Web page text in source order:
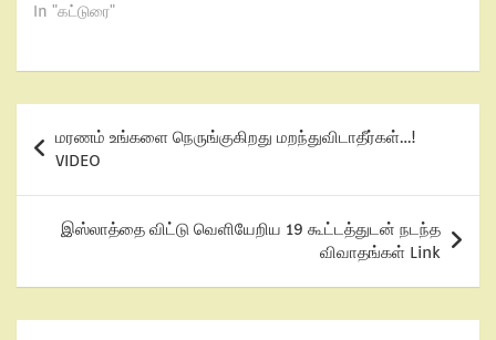
In "கட்டுரை"
மரணம் உங்களை நெருங்குகிறது மறந்துவிடாதீர்கள்…!
VIDEO
இஸ்லாத்தை விட்டு வெளியேறிய 19 கூட்டத்துடன் நடந்த
விவாதங்கள் Link